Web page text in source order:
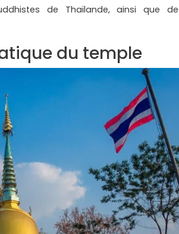
de Thaïlande, ainsi que
du temple